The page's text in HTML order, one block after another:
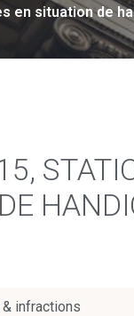
en situation de
infractions